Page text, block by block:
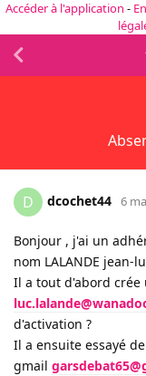
Accéder à l'application -
D dcochet44 6
Bonjour , j'ai un
nom LALANDE jean-
Il a tout d'abord crée
d'activation ?
Il a ensuite essayé
gmail